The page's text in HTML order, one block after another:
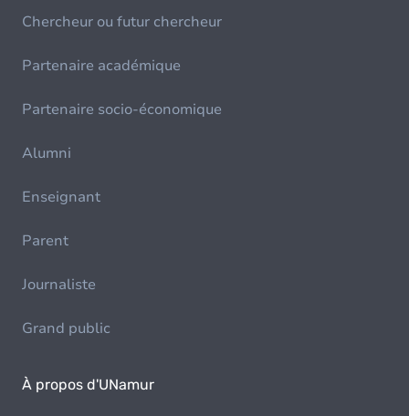
Chercheur ou futur chercheur
Partenaire académique
Partenaire socio-économique
Alumni
Enseignant
Parent
Journaliste
Grand public
À propos d'UNamur